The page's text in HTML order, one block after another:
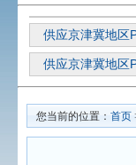
供应京津冀地区
供应京津冀地区
您当前的位置： 首页